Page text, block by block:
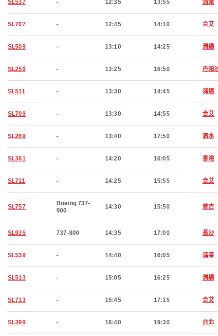
SL537 - 12:35 13:55 清萊
SL707 - 12:45 14:10 合艾
SL509 - 13:10 14:25 清邁
SL259 - 13:25 16:50 丹帕
SL511 - 13:30 14:45 清邁
SL709 - 13:30 14:55 合艾
SL269 - 13:40 17:50 泗水
SL361 - 14:20 16:05 香港
SL711 - 14:25 15:55 合艾
SL757
Boeing 737-
900
14:30 15:50 普吉
SL935 737-800 14:35 17:00 長沙
SL539 - 14:40 16:05 清萊
SL513 - 15:05 16:25 清邁
SL713 - 15:45 17:15 合艾
SL399 - 16:40 19:30 台北